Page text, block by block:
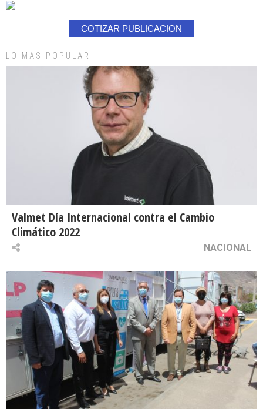
COTIZAR PUBLICACION
LO MAS POPULAR
Valmet Día Internacional contra el Cambio
Climático 2022
NACIONAL